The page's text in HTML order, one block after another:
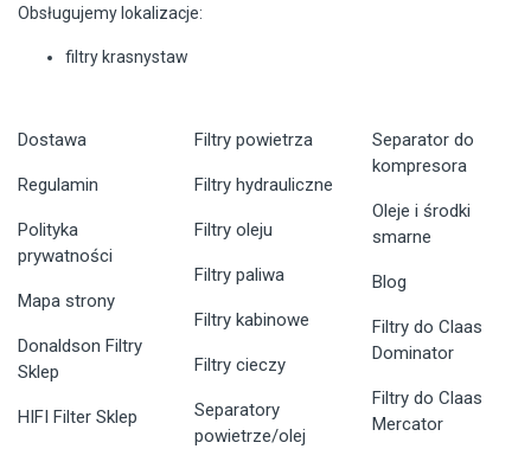
Obsługujemy lokalizacje:
filtry krasnystaw
Dostawa
Regulamin
Polityka
prywatności
Mapa strony
Donaldson Filtry
Sklep
HIFI Filter Sklep
Filtry powietrza
Filtry hydrauliczne
Filtry oleju
Filtry paliwa
Filtry kabinowe
Filtry cieczy
Separatory
powietrze/olej
Separator do
kompresora
Oleje i środki
smarne
Blog
Filtry do Claas
Dominator
Filtry do Claas
Mercator